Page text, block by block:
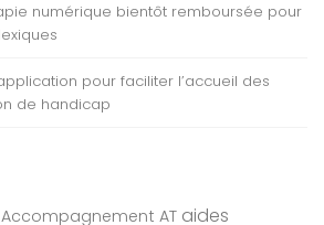
numérique bientôt remboursée pour
pour faciliter l’accueil des
de handicap
Accompagnement AT aides